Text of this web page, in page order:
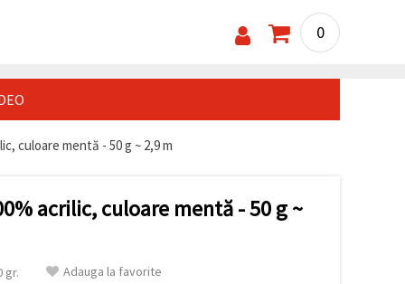
0
culoare mentă - 50 g ~ 2,9 m
acrilic, culoare mentă - 50 g ~
gr. Adauga la favorite